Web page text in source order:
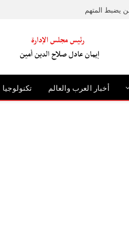
يضبط المتهم
أخبار العرب والعالم تكنولوجيا